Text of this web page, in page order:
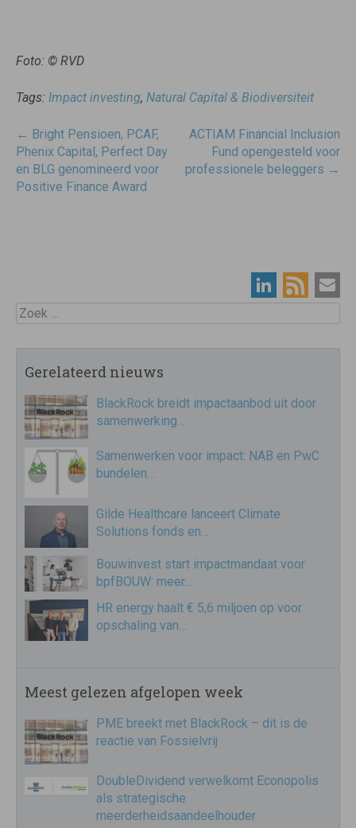
Foto: © RVD
Tags: Impact investing, Natural Capital & Biodiversiteit
Post
navigatie
← Bright Pensioen, PCAF,
Phenix Capital, Perfect Day
en BLG genomineerd voor
Positive Finance Award
ACTIAM Financial Inclusion
Fund opengesteld voor
professionele beleggers →
Zoek
Gerelateerd nieuws
BlackRock breidt impactaanbod uit door
samenwerking…
Samenwerken voor impact: NAB en PwC
bundelen…
Gilde Healthcare lanceert Climate
Solutions fonds en…
Bouwinvest start impactmandaat voor
bpfBOUW: meer…
HR energy haalt € 5,6 miljoen op voor
opschaling van…
Meest gelezen afgelopen week
PME breekt met BlackRock – dit is de
reactie van Fossielvrij
DoubleDividend verwelkomt Econopolis
als strategische
meerderheidsaandeelhouder